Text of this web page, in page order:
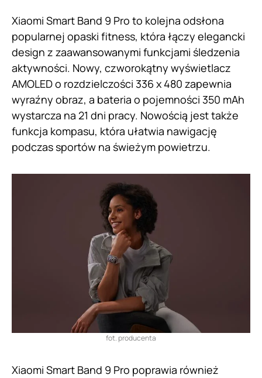
Xiaomi Smart Band 9 Pro to kolejna odsłona
popularnej opaski fitness, która łączy elegancki
design z zaawansowanymi funkcjami śledzenia
aktywności. Nowy, czworokątny wyświetlacz
AMOLED o rozdzielczości 336 x 480 zapewnia
wyraźny obraz, a bateria o pojemności 350 mAh
wystarcza na 21 dni pracy. Nowością jest także
funkcja kompasu, która ułatwia nawigację
podczas sportów na świeżym powietrzu.
fot. producenta
Xiaomi Smart Band 9 Pro poprawia również